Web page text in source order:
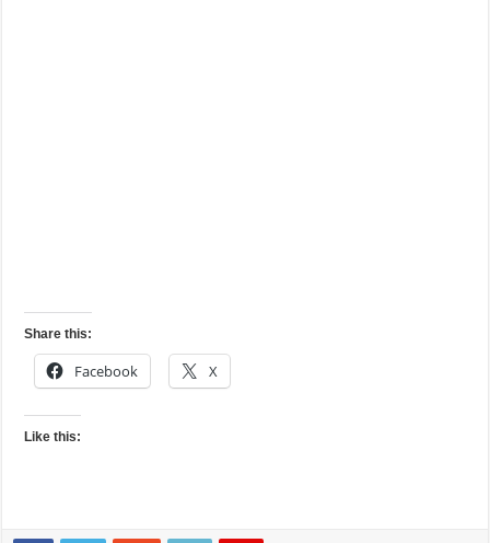
Share this:
Facebook X
Like this: